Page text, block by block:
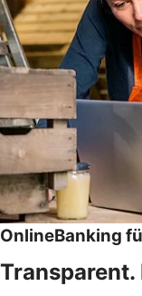
OnlineBanking